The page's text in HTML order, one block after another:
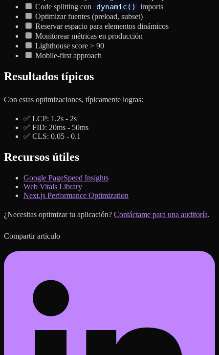
Code splitting con
dynamic()
imports
Optimizar fuentes (preload, subset)
Reservar espacio para elementos dinámicos
Monitorear métricas en producción
Lighthouse score > 90
Mobile-first approach
Resultados típicos
Con estas optimizaciones, típicamente logras:
✅ LCP: 1.2s - 2s
✅ FID: 20ms - 50ms
✅ CLS: 0.05 - 0.1
Recursos útiles
Google PageSpeed Insights
Web Vitals Library
Next.js Performance Optimization
¿Necesitas optimizar tu aplicación? Contáctame para una auditoría.
Compartir artículo